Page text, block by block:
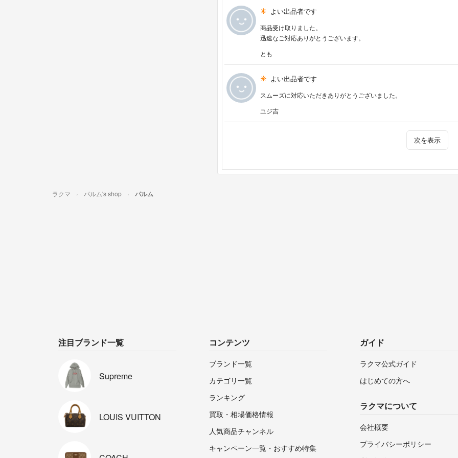
よい出品者です
商品受け取りました。
迅速なご対応ありがとうございます。
とも
よい出品者です
スムーズに対応いただきありがとうございました。
ユジ吉
次を表示
ラクマ パルム's shop パルム
注目ブランド一覧
Supreme
LOUIS VUITTON
コンテンツ
ブランド一覧
カテゴリ一覧
ランキング
買取・相場価格情報
人気商品チャンネル
キャンペーン一覧・おすすめ特集
ガイド
ラクマ公式ガイド
はじめての方へ
ラクマについて
会社概要
プライバシーポリシー